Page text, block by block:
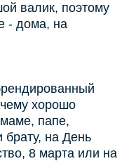
валик, поэтому
- дома, на
хорошо
папе,
на День
8 марта или на